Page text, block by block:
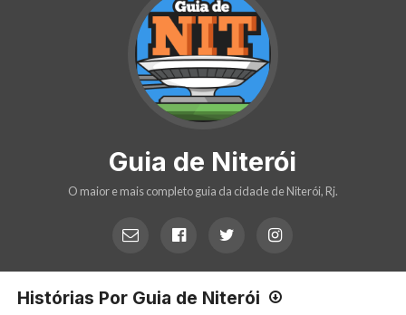
Guia de Niterói
O maior e mais completo guia da cidade de Niterói, Rj.
Histórias Por Guia de Niterói